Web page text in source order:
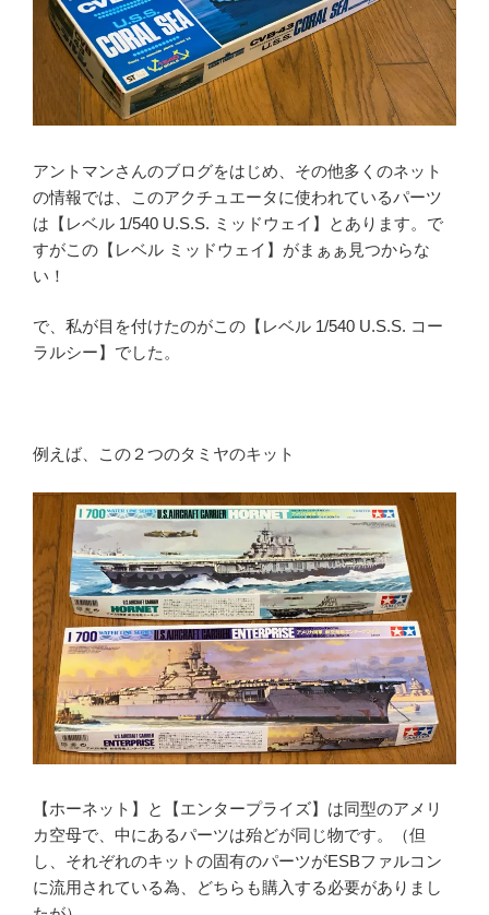
アントマンさんのブログをはじめ、その他多くのネット
の情報では、このアクチュエータに使われているパーツ
は【レベル 1/540 U.S.S. ミッドウェイ】とあります。で
すがこの【レベル ミッドウェイ】がまぁぁ見つからな
い！
で、私が目を付けたのがこの【レベル 1/540 U.S.S. コー
ラルシー】でした。
例えば、この２つのタミヤのキット
【ホーネット】と【エンタープライズ】は同型のアメリ
カ空母で、中にあるパーツは殆どが同じ物です。（但
し、それぞれのキットの固有のパーツがESBファルコン
に流用されている為、どちらも購入する必要がありまし